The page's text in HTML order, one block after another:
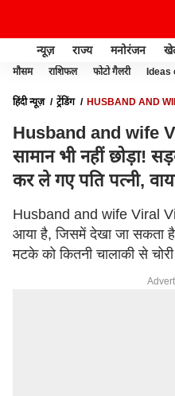
न्यूज़ राज्य मनोरंजन
मौसम राशिफल फोटो गैलरी Ideas
हिंदी न्यूज़ ट्रेंडिंग
HUSBAND AND
Husband and wife
सामान भी नहीं छोड़ा!
कर ले गए पति पत्नी,
Husband and wife Viral
आया है, जिसमें देखा जा सकता
मटके को कितनी चालाकी से